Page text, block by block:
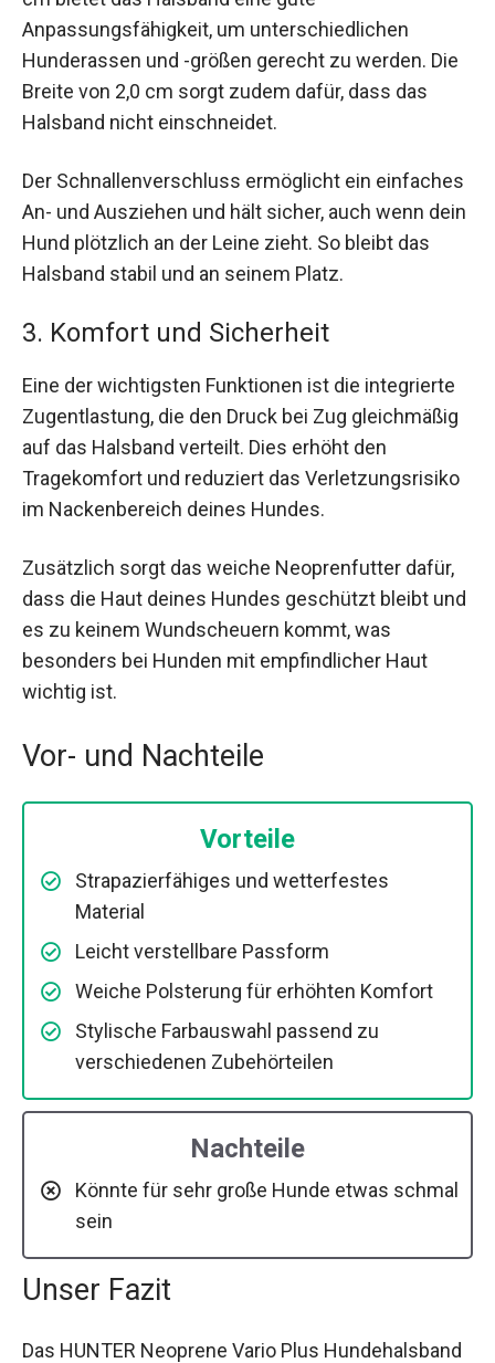
Anpassungsfähigkeit, um unterschiedlichen
Hunderassen und -größen gerecht zu werden. Die
Breite von 2,0 cm sorgt zudem dafür, dass das
Halsband nicht einschneidet.
Der Schnallenverschluss ermöglicht ein einfaches
An- und Ausziehen und hält sicher, auch wenn dein
Hund plötzlich an der Leine zieht. So bleibt das
Halsband stabil und an seinem Platz.
3. Komfort und Sicherheit
Eine der wichtigsten Funktionen ist die integrierte
Zugentlastung, die den Druck bei Zug gleichmäßig
auf das Halsband verteilt. Dies erhöht den
Tragekomfort und reduziert das Verletzungsrisiko
im Nackenbereich deines Hundes.
Zusätzlich sorgt das weiche Neoprenfutter dafür,
dass die Haut deines Hundes geschützt bleibt und
es zu keinem Wundscheuern kommt, was
besonders bei Hunden mit empfindlicher Haut
wichtig ist.
Vor- und Nachteile
Vorteile
Strapazierfähiges und wetterfestes
Material
Leicht verstellbare Passform
Weiche Polsterung für erhöhten Komfort
Stylische Farbauswahl passend zu
verschiedenen Zubehörteilen
Nachteile
Könnte für sehr große Hunde etwas schmal
sein
Unser Fazit
Das HUNTER Neoprene Vario Plus Hundehalsband